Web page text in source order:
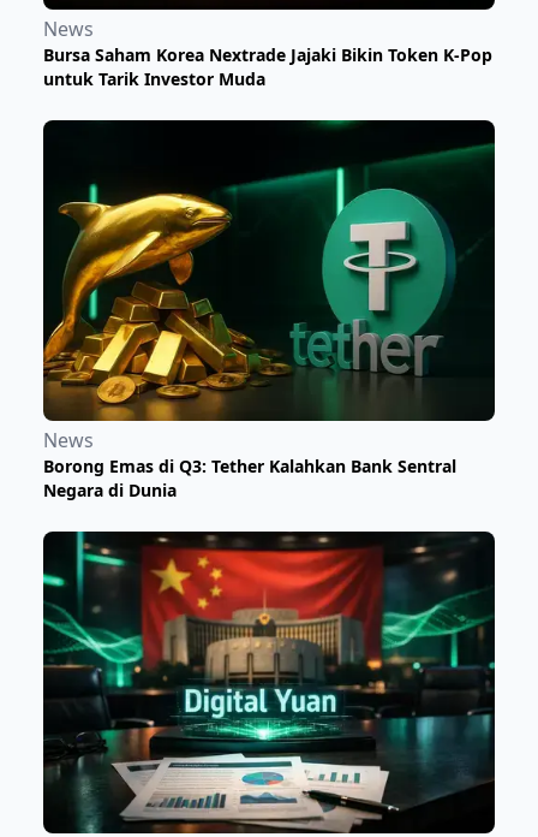
News
Bursa Saham Korea Nextrade Jajaki Bikin Token K-Pop
untuk Tarik Investor Muda
News
Borong Emas di Q3: Tether Kalahkan Bank Sentral
Negara di Dunia